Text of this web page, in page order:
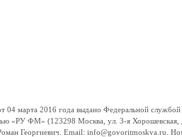
2016 года выдано Федеральной службой
«РУ ФМ» (123298 Москва, ул. 3-я
Георгиевич. Email: info@govoritmoskva.ru.